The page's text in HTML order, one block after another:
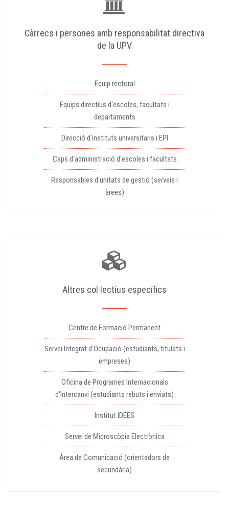
Càrrecs i persones amb responsabilitat directiva
de la UPV
Equip rectoral
Equips directius d'escoles, facultats i
departaments
Direcció d'instituts universitaris i EPI
Caps d'administració d'escoles i facultats
Responsables d'unitats de gestió (serveis i
àrees)
Altres col·lectius específics
Centre de Formació Permanent
Servei Integrat d'Ocupació (estudiants, titulats i
empreses)
Oficina de Programes Internacionals
d'Intercanvi (estudiants rebuts i enviats)
Institut IDEES
Servei de Microscòpia Electrònica
Àrea de Comunicació (orientadors de
secundària)